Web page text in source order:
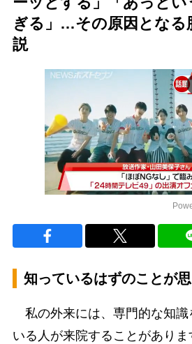
ぎる」…その原因となる
説
知っているはずのことが
私の外来には、専門的な知識
いる人が来院することがあり